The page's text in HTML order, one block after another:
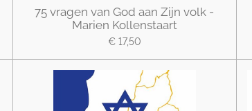
75 vragen van God aan Zijn volk -
Marien Kollenstaart
€ 17,50